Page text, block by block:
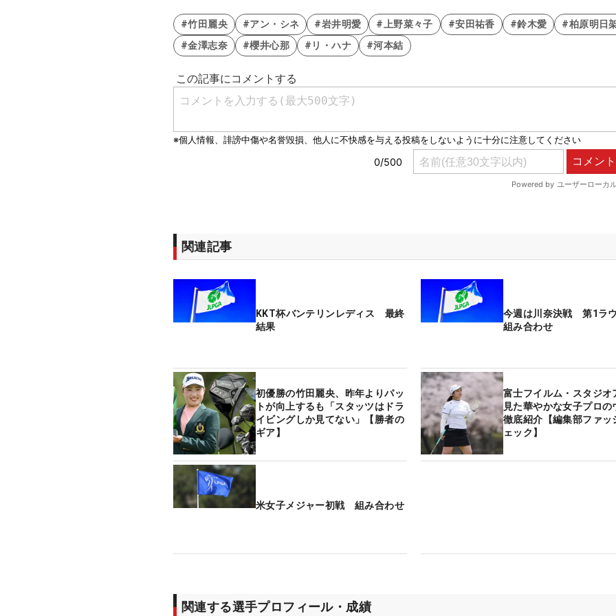
#竹田麗央 #アン・シネ #岩井明愛 #上野菜々子 #安田祐香 #鈴木愛
#柏原明日
#金澤志奈
#櫻井心那 #リ・ハナ #河本結
関連記事
KKT杯バンテリンレディス 最終
結果
今週は川奈決戦 第1ラ
組み合わせ
初優勝の竹田麗央、昨年よりパッ
トが向上するも「スタッツはドラ
イビングしか見てない」【勝者の
ギア】
富士フイルム・スタジオ
見た華やかな女子プロの
徹底紹介【編集部ファッ
ェック】
米女子メジャー初戦 組み合わせ
関連する選手プロフィール・成績